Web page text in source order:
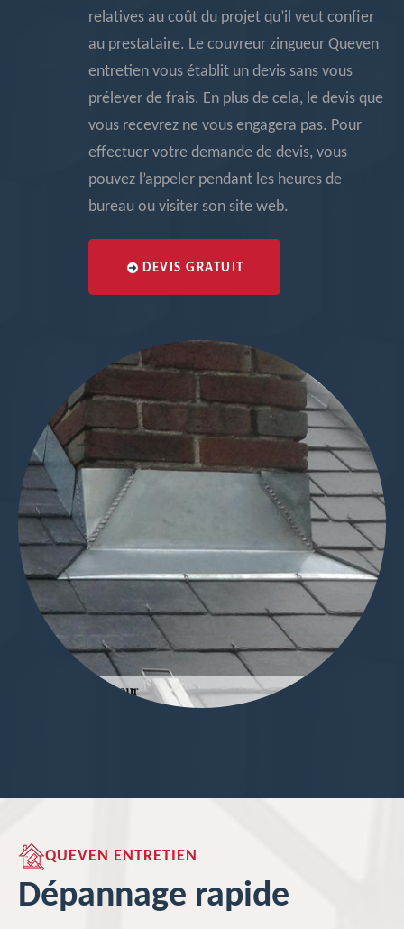
relatives au coût du projet qu’il veut confier
au prestataire. Le couvreur zingueur Queven
entretien vous établit un devis sans vous
prélever de frais. En plus de cela, le devis que
vous recevrez ne vous engagera pas. Pour
effectuer votre demande de devis, vous
pouvez l’appeler pendant les heures de
bureau ou visiter son site web.
DEVIS GRATUIT
QUEVEN ENTRETIEN
Dépannage rapide